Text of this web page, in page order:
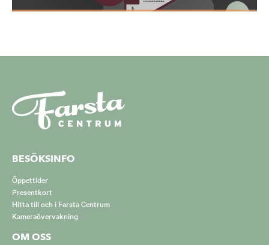
BESÖKSINFO
Öppettider
Presentkort
Hitta till och i Farsta Centrum
Kameraövervakning
OM OSS